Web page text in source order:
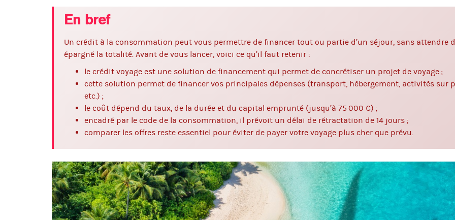
En bref
Un crédit à la consommation peut vous permettre de financer tout ou partie d’un séjour, sans attendre
épargné la totalité. Avant de vous lancer, voici ce qu’il faut retenir :
le crédit voyage est une solution de financement qui permet de concrétiser un projet de voyage ;
cette solution permet de financer vos principales dépenses (transport, hébergement, activités sur
etc.) ;
le coût dépend du taux, de la durée et du capital emprunté (jusqu’à 75 000 €) ;
encadré par le code de la consommation, il prévoit un délai de rétractation de 14 jours ;
comparer les offres reste essentiel pour éviter de payer votre voyage plus cher que prévu.